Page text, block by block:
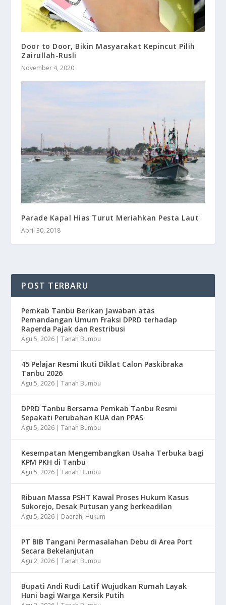
Door to Door, Bikin Masyarakat Kepincut Pilih
Zairullah-Rusli
November 4, 2020
Parade Kapal Hias Turut Meriahkan Pesta Laut
April 30, 2018
POST TERBARU
Pemkab Tanbu Berikan Jawaban atas
Pemandangan Umum Fraksi DPRD terhadap
Raperda Pajak dan Restribusi
Agu 5, 2026 |Tanah Bumbu
45 Pelajar Resmi Ikuti Diklat Calon Paskibraka
Tanbu 2026
Agu 5, 2026 |Tanah Bumbu
DPRD Tanbu Bersama Pemkab Tanbu Resmi
Sepakati Perubahan KUA dan PPAS
Agu 5, 2026 |Tanah Bumbu
Kesempatan Mengembangkan Usaha Terbuka bagi
KPM PKH di Tanbu
Agu 5, 2026 |Tanah Bumbu
Ribuan Massa PSHT Kawal Proses Hukum Kasus
Sukorejo, Desak Putusan yang berkeadilan
Agu 5, 2026 | Daerah, Hukum
PT BIB Tangani Permasalahan Debu di Area Port
Secara Bekelanjutan
Agu 2, 2026 |Tanah Bumbu
Bupati Andi Rudi Latif Wujudkan Rumah Layak
Huni bagi Warga Kersik Putih